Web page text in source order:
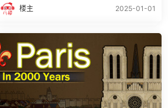
楼主 2025-01-01